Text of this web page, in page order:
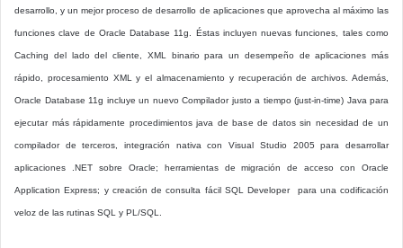
desarrollo, y un mejor proceso de desarrollo de aplicaciones que aprovecha al máximo las
funciones clave de Oracle Database 11g. Éstas incluyen nuevas funciones, tales como
Caching del lado del cliente, XML binario para un desempeño de aplicaciones más
rápido, procesamiento XML y el almacenamiento y recuperación de archivos. Además,
Oracle Database 11g incluye un nuevo Compilador justo a tiempo (just-in-time) Java para
ejecutar más rápidamente procedimientos java de base de datos sin necesidad de un
compilador de terceros, integración nativa con Visual Studio 2005 para desarrollar
aplicaciones .NET sobre Oracle; herramientas de migración de acceso con Oracle
Application Express; y creación de consulta fácil SQL Developer para una codificación
veloz de las rutinas SQL y PL/SQL.